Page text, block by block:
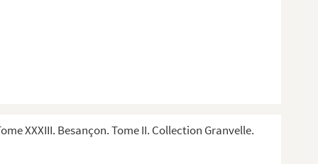
XXXIII. Besançon. Tome II. Collection Granvelle.